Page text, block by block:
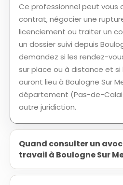
Ce professionnel peut vous
contrat, négocier une
licenciement ou traiter un
un dossier suivi depuis
demandez si les rendez-
sur place ou à distance et
auront lieu à Boulogne Sur
département (Pas-de-
autre juridiction.
Quand consulter un
travail à Boulogne Sur